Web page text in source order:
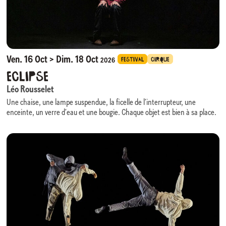
communauté fragile mais réelle.
questionne les excès du monde tout en rappelant que
l’empathie, à l’heure de la productivité infinie, demeure notre ressource
la plus rare et la plus humaine.
Ven. 16 Oct > Dim. 18 Oct2026 FESTIVAL CIRQUE
Eclipse
Léo Rousselet
Une chaise, une lampe suspendue, la ficelle de l’interrupteur, une
enceinte, un verre d’eau et une bougie. Chaque objet est bien à sa place.
comme dans un film en en noir et blanc.
méticuleux évolue. Tout lui échappe toujours un peu. Sur sa chaise, sous
sa lampe, il attend dans la pénombre. La lumière s’éteint l’espace d’un
instant. Il jongle avec la balle que l’obscurité lui a donnée. Il ignore que la
pénombre va la lui reprendre. Des séquences de manipulations décalées
et transformées par les rythmes et les durées de la lumière.
Dans cet espace où les moyens techniques restent toujours des
éléments de jeu, les logiques de causalité se dissipent peu à peu, la
réalité se complexifie et devient absurde.